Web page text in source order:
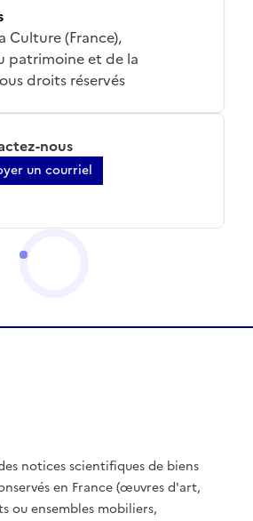
Culture (France),
patrimoine et de la
droits réservés
nous
un courriel
notices scientifiques de biens
en France (œuvres d'art,
ou ensembles mobiliers,